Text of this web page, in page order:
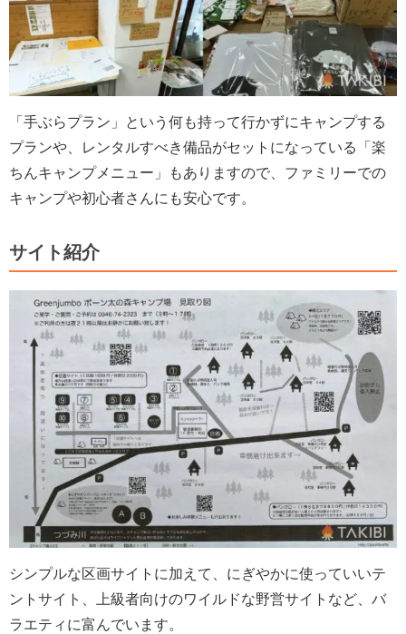
「手ぶらプラン」という何も持って行かずにキャンプする
プランや、レンタルすべき備品がセットになっている「楽
ちんキャンプメニュー」もありますので、ファミリーでの
キャンプや初心者さんにも安心です。
サイト紹介
シンプルな区画サイトに加えて、にぎやかに使っていいテ
ントサイト、上級者向けのワイルドな野営サイトなど、バ
ラエティに富んでいます。